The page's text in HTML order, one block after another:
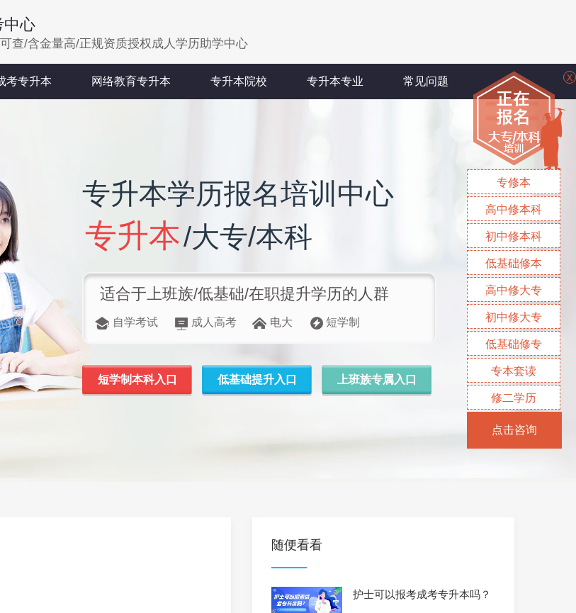
中心
查/含金量高/正规资质授权成人学历助学中心
考专升本 网络教育专升本 专升本院校 专升本专业 常见问题
专升本学历报名培训中心
专升本/大专/本科
适合于上班族/低基础/在职提升学历的人群
自学考试 成人高考 电大 短学制
短学制本科入口 低基础提升入口 上班族专属入口
随便看看
护士可以报考成考专升本吗？
专修本
高中修本科
初中修本科
低基础修本
高中修大专
初中修大专
低基础修专
专本套读
修二学历
点击咨询
X